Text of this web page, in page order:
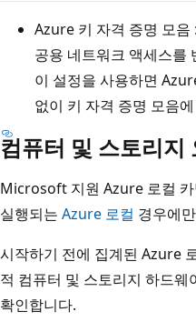
Azure 키 자격 증명 모음
공용 네트워크 액세스를
이 설정을 사용하면
없이 키 자격 증명 모음
컴퓨터 및 스토리지
Microsoft 지원 Azure 로컬
실행되는 Azure 로컬 경우에
시작하기 전에 집계된 Azure
적 컴퓨터 및 스토리지 하드
확인합니다.